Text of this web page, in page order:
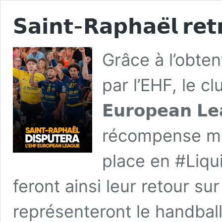
𝗦𝗮𝗶𝗻𝘁-𝗥𝗮𝗽𝗵𝗮𝗲̈𝗹
Grâce à
par l’EHF, le
𝗘𝘂𝗿𝗼𝗽𝗲𝗮𝗻
récompense
place en
feront ainsi leur retour
représenteront le